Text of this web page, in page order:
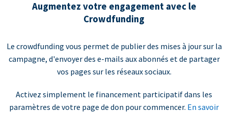
Augmentez votre engagement avec le
Crowdfunding
Le crowdfunding vous permet de publier des mises à jour sur la
campagne, d'envoyer des e-mails aux abonnés et de partager
vos pages sur les réseaux sociaux.
Activez simplement le financement participatif dans les
paramètres de votre page de don pour commencer. En savoir